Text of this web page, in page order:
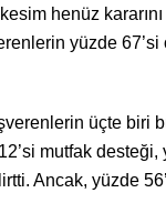
henüz
yüzde 67’si
üçte biri
mutfak desteği,
Ancak, yüzde